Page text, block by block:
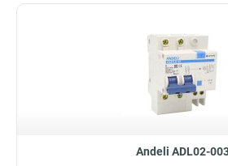
Andeli ADL02-